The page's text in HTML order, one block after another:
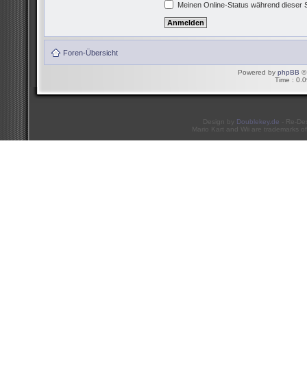
Meinen Online-Status während dieser
Foren-Übersicht
Powered by phpBB ©
Time :
Design by Doublekey.de - Re-
Mario Kart and Wii are trademarks